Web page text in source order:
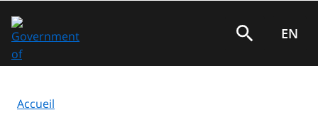
au
contenu
principal
Rechercher
EN
Fil
Accueil